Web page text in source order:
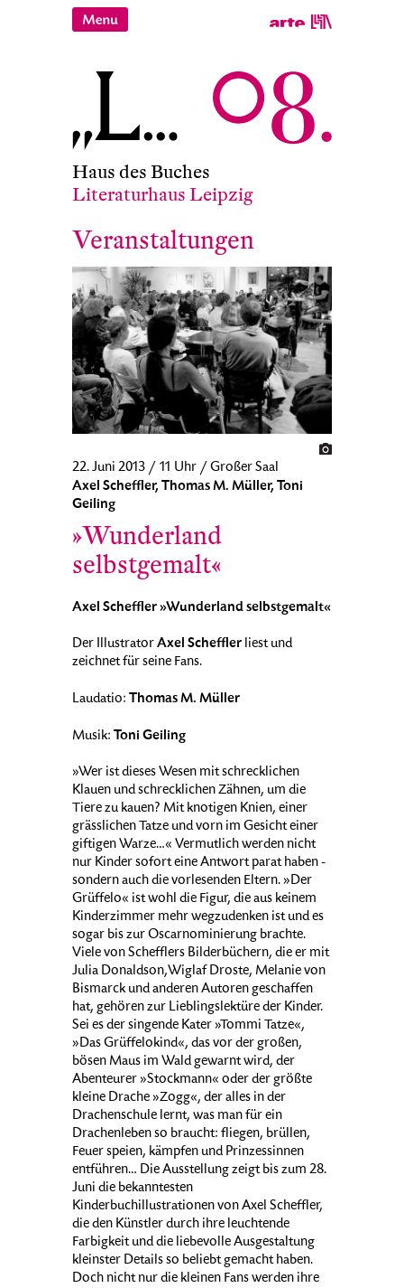
Haus des Buches
Literaturhaus Leipzig
Veranstaltungen
22. Juni 2013 / 11 Uhr / Großer Saal
Axel Scheffler, Thomas M. Müller, Toni
Geiling
»Wunderland
selbstgemalt«
Axel Scheffler »Wunderland selbstgemalt«
Der IllustratorAxel Scheffler liest und
zeichnet für seine Fans.
Laudatio: Thomas M. Müller
Musik: Toni Geiling
»Wer ist dieses Wesen mit schrecklichen
Klauen und schrecklichen Zähnen, um die
Tiere zu kauen? Mit knotigen Knien, einer
grässlichen Tatze und vorn im Gesicht einer
giftigen Warze…« Vermutlich werden nicht
nur Kinder sofort eine Antwort parat haben -
sondern auch die vorlesenden Eltern. »Der
Grüffelo« ist wohl die Figur, die aus keinem
Kinderzimmer mehr wegzudenken ist und es
sogar bis zur Oscarnominierung brachte.
Viele von Schefflers Bilderbüchern, die er mit
Julia Donaldson,Wiglaf Droste, Melanie von
Bismarck und anderen Autoren geschaffen
hat, gehören zur Lieblingslektüre der Kinder.
Sei es der singende Kater »Tommi Tatze«,
»Das Grüffelokind«, das vor der großen,
bösen Maus im Wald gewarnt wird, der
Abenteurer »Stockmann« oder der größte
kleine Drache »Zogg«, der alles in der
Drachenschule lernt, was man für ein
Drachenleben so braucht: fliegen, brüllen,
Feuer speien, kämpfen und Prinzessinnen
entführen… Die Ausstellung zeigt bis zum 28.
Juni die bekanntesten
Kinderbuchillustrationen von Axel Scheffler,
die den Künstler durch ihre leuchtende
Farbigkeit und die liebevolle Ausgestaltung
kleinster Details so beliebt gemacht haben.
Doch nicht nur die kleinen Fans werden ihre